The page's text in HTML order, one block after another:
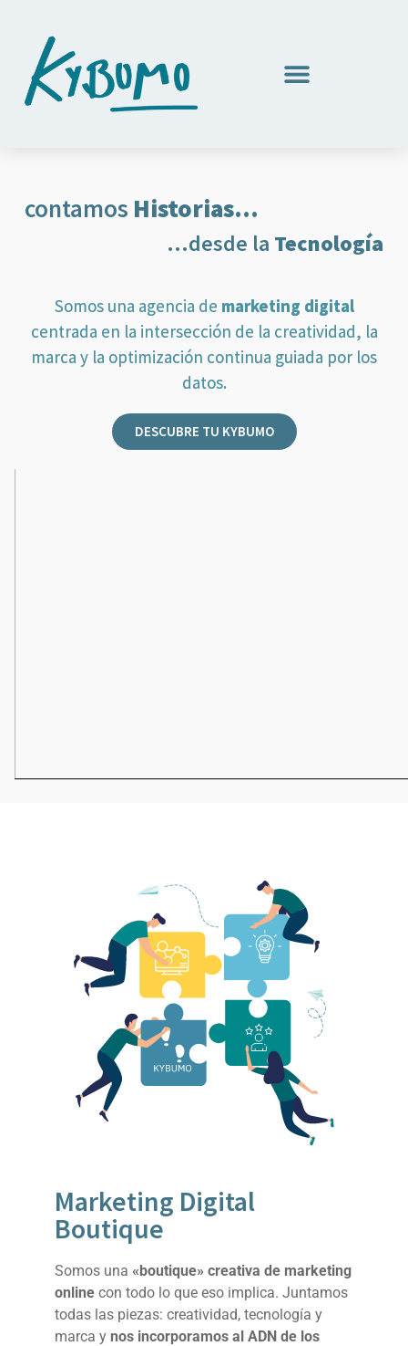
contamos Historias...
...desde la Tecnología
Somos una agencia de marketing digital
centrada en la intersección de la creatividad, la
marca y la optimización continua guiada por los
datos.
DESCUBRE TU KYBUMO
Marketing Digital
Boutique
Somos una «boutique» creativa de marketing
online con todo lo que eso implica. Juntamos
todas las piezas: creatividad, tecnología y
marca y nos incorporamos al ADN de los